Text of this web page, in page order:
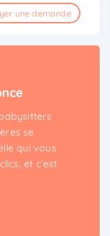
une demande
se
qui vous
et c’est